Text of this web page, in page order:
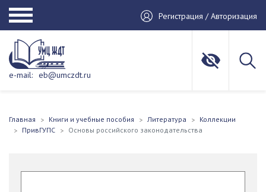
Регистрация / Авторизация
e-mail: eb@umczdt.ru
Главная Книги и учебные пособия Литература
Коллекции
ПривГУПС
Основы российского законодательства